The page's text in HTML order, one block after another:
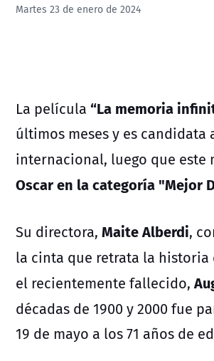
Martes 23 de enero de 2024
La película “La memoria
últimos meses y es
internacional, luego que este
Oscar en la categoría "Mejor
Su directora, Maite Alberdi,
la cinta que retrata la
el recientemente fallecido,
décadas de 1900 y 2000 fue
19 de mayo a los 71 años de